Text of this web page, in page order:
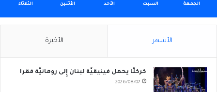
الجمعة السبت الأحد الأثنين الثلاثاء
الأشهر الأخيرة
كركلَّا يحمل فينيقيَّة لبنان إِلى رومانيَّة فقرا
2026/08/07